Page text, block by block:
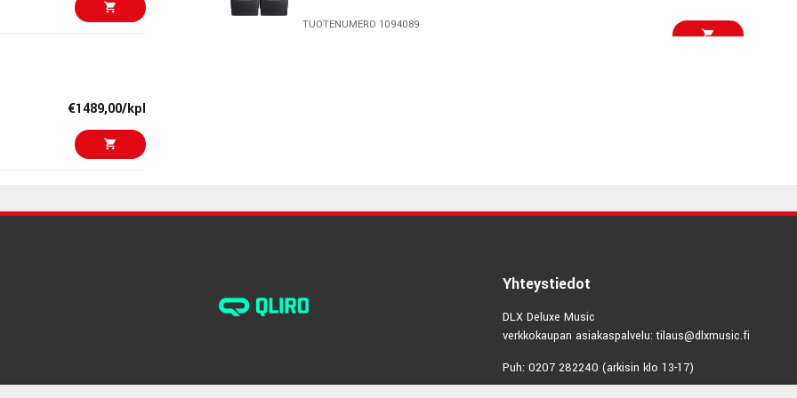
alumiininen etulevy vaimentavat tehokkaasti
€498,00
TUOTENUMERO 1094089
IK Multimedia iLoud MTM MKII
€815,00/kpl
€1489,00/kpl
Yhteystiedot
DLX Deluxe Music
verkkokaupan asiakaspalvelu: tilaus@dlxmusic.fi
Puh: 0207 282240 (arkisin klo 13-17)